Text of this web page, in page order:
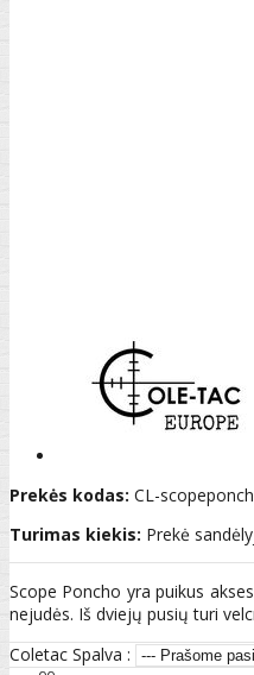
Prekės kodas: CL-
Turimas kiekis: Prekė
Scope Poncho yra puikus
nejudės. Iš dviejų pusių turi
Coletac Spalva :